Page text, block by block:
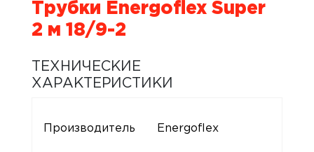
Трубки Energoflex Super
2 м 18/9-2
ТЕХНИЧЕСКИЕ
ХАРАКТЕРИСТИКИ
Производитель Energoflex